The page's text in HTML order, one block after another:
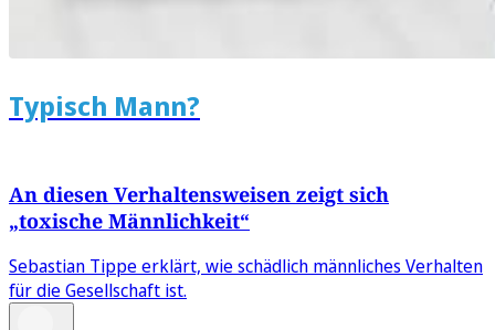
Typisch Mann?
An diesen Verhaltensweisen zeigt sich
„toxische Männlichkeit“
Sebastian Tippe erklärt, wie schädlich männliches Verhalten
für die Gesellschaft ist.